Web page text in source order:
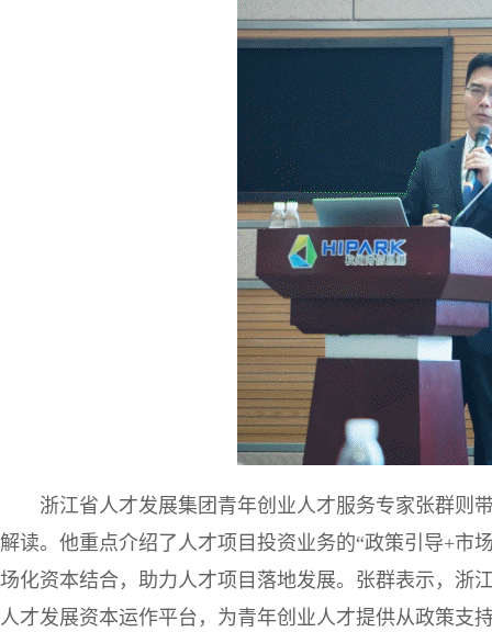
浙江省人才发展集团青年创业人才服务专家张群则
解读。他重点介绍了人才项目投资业务的“政策引导+市
场化资本结合，助力人才项目落地发展。张群表示，浙
人才发展资本运作平台，为青年创业人才提供从政策支